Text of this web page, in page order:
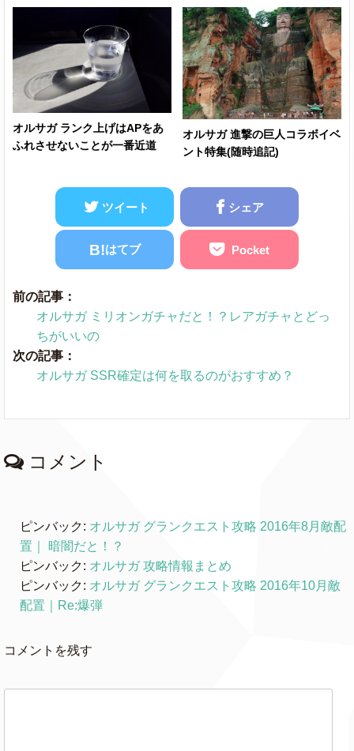
オルサガ ランク上げはAPをあ
ふれさせないことが一番近道
オルサガ 進撃の巨人コラボイベ
ント特集(随時追記)
ツイート シェア
B!はてブ Pocket
前の記事：
オルサガ ミリオンガチャだと！？レアガチャとどっ
ちがいいの
次の記事：
オルサガ SSR確定は何を取るのがおすすめ？
コメント
ピンバック: オルサガ グランクエスト攻略 2016年8月敵配
置｜ 暗闇だと！？
ピンバック: オルサガ 攻略情報まとめ
ピンバック: オルサガ グランクエスト攻略 2016年10月敵
配置｜Re:爆弾
コメントを残す